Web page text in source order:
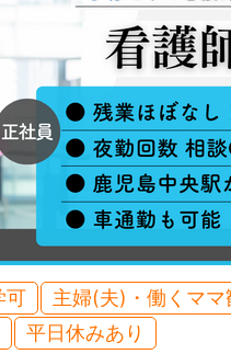
可
主婦(夫)・働くママ
平日休みあり